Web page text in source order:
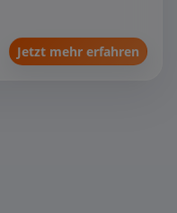
Jetzt mehr erfahren